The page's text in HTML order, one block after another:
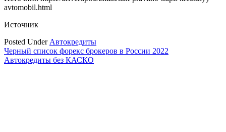
avtomobil.html
Источник
Posted Under Автокредиты
Навигация
по
Черный список форекс брокеров в России 2022
Автокредиты без КАСКО